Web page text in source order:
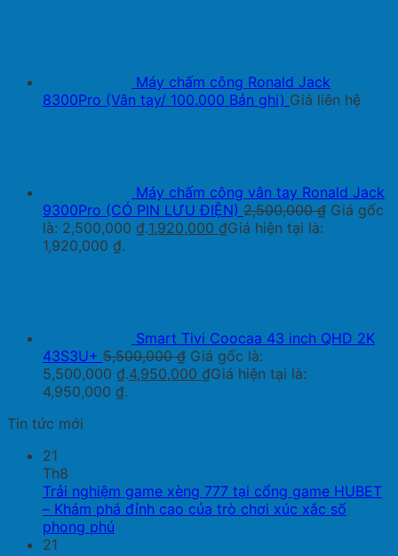
Máy chấm công Ronald Jack
8300Pro (Vân tay/ 100.000 Bản ghi) Giá liên hệ
Máy chấm công vân tay Ronald Jack
9300Pro (CÓ PIN LƯU ĐIỆN) 2,500,000₫ Giá gốc
là: 2,500,000 ₫.1,920,000 ₫Giá hiện tại là:
1,920,000 ₫.
Smart Tivi Coocaa 43 inch QHD 2K
43S3U+ 5,500,000₫ Giá gốc là:
5,500,000 ₫.4,950,000 ₫Giá hiện tại là:
4,950,000 ₫.
Tin tức mới
21
Th8
Trải nghiệm game xèng 777 tại cổng game HUBET
– Khám phá đỉnh cao của trò chơi xúc xắc số
phong phú
21